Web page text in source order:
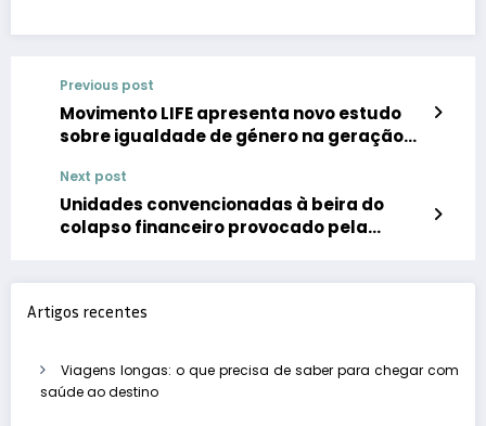
Previous post
Movimento LIFE apresenta novo estudo
sobre igualdade de género na geração
Next post
Unidades convencionadas à beira do
colapso financeiro provocado pela
Artigos recentes
Viagens longas: o que precisa de saber para chegar com
saúde ao destino